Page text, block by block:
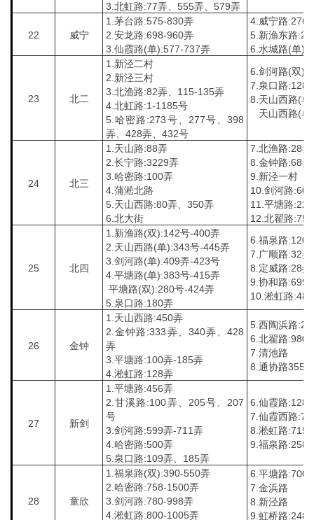
3.北虹路:77弄、555弄、579弄
22 威宁
1.茅台路:575-830弄
2.安龙路:698-960弄
3.仙霞路(单):577-737弄
4.威宁路:276
5.新渔东路
6.水城路(单
23 北二
1.新泾二村
2.新泾三村
3.北渔路:82弄、115-135弄
4.北虹路:1-1185号
5.哈密路:273号、277号、398
弄、428弄、432号
6.剑河路(双
7.泉口路:128
8.天山西路(
天山西路(
24 北三
1.天山路:88弄
2.长宁路:3229弄
3.哈密路:100弄
4.蒲淞北路
5.天山西路:80弄、350弄
6.北大街
7.北渔路:28弄
8.金钟路:68
9.新泾一村
10.剑河路:60
11.平塘路
12.北翟路:75
25 北四
1.新渔路(双):142号-400弄
2.天山西路(单):343号-445弄
3.剑河路(单):409弄-423号
4.平塘路(单):383号-415弄
平塘路(双):280号-424弄
5.泉口路:180弄
6.福泉路:120
7.广顺路:32弄
8.定威路:28弄
9.协和路:699
10.淞虹路
26 金钟
1.天山西路:450弄
2.金钟路:333弄、340弄、428
弄
3.平塘路:100弄-185弄
4.淞虹路:128弄
5.西陶浜路
6.北翟路:980
7.清池路
8.通协路355弄
27 新剑
1.平塘路:456弄
2.甘溪路:100弄、205号、207
号
3.剑河路:599弄-711弄
4.哈密路:500弄
5.泉口路:109弄、185弄
6.仙霞路
7.仙霞西路
8.淞虹路:715
9.福泉路:258
28 童欣
1.福泉路(双):390-550弄
2.哈密路:758-1500弄
3.剑河路:780-998弄
4.淞虹路:800-1005弄
6.平塘路:700
7.金浜路
8.新泾路
9.虹桥路